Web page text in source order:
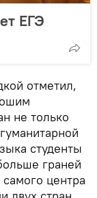
ЕГЭ
отметил,
не только
студенты
граней
центра